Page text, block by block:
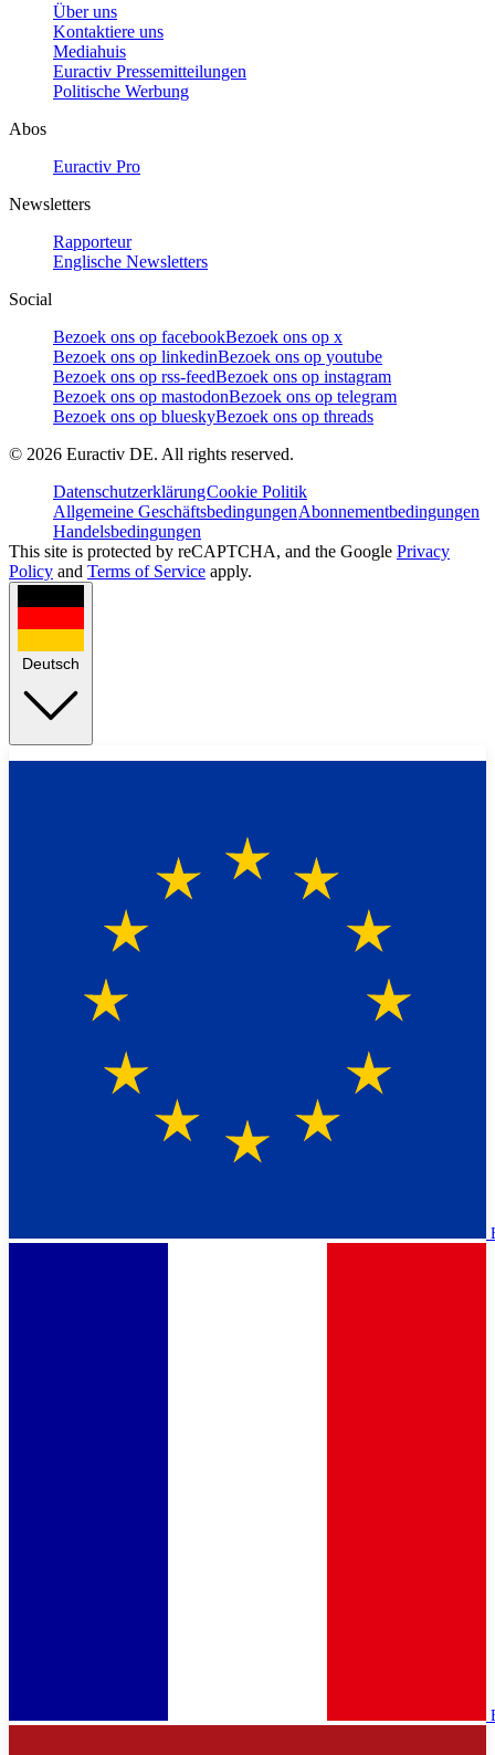
Über uns
Kontaktiere uns
Mediahuis
Euractiv Pressemitteilungen
Politische Werbung
Abos
Euractiv Pro
Newsletters
Rapporteur
Englische Newsletters
Social
Bezoek ons op facebookBezoek ons op x
Bezoek ons op linkedinBezoek ons op youtube
Bezoek ons op rss-feedBezoek ons op instagram
Bezoek ons op mastodonBezoek ons op telegram
Bezoek ons op blueskyBezoek ons op threads
© 2026 Euractiv DE. All rights reserved.
DatenschutzerklärungCookie Politik
Allgemeine GeschäftsbedingungenAbonnementbedingungen
Handelsbedingungen
This site is protected by reCAPTCHA, and the Google Privacy
Policy and Terms of Service apply.
Deutsch